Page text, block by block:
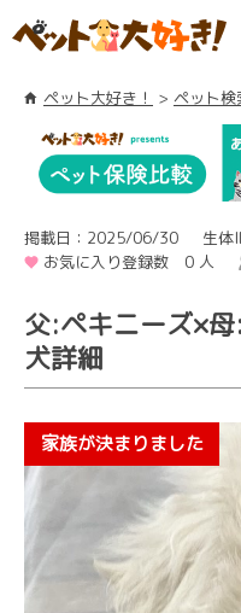
ペット大好き！ ペット検
掲載日：2025/06/30
生体
お気に入り登録数 0 人
父:ペキニーズ×
犬詳細